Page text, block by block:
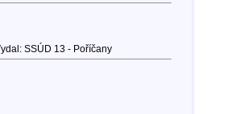
SSÚD 13 - Poříčany